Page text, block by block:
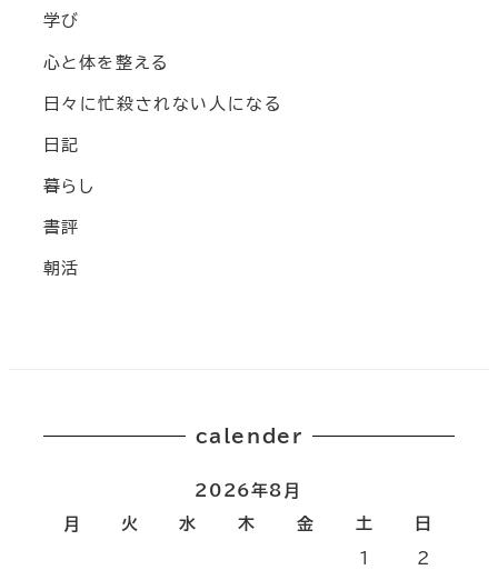
学び
心と体を整える
日々に忙殺されない人になる
日記
暮らし
書評
朝活
calender
2026年8月
月
火 水 木 金 土 日
1 2